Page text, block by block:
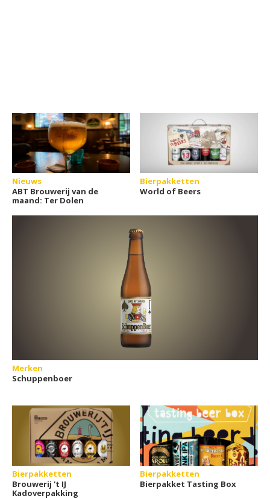
Nieuws
ABT Brouwerij van de
maand: Ter Dolen
Bierpakketten
World of Beers
Merken
Schuppenboer
Bierpakketten
Brouwerij 't IJ
Kadoverpakking
Bierpakketten
Bierpakket Tasting Box